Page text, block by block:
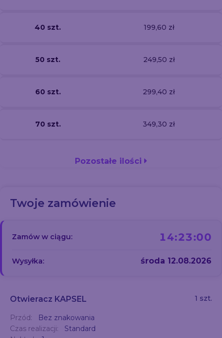
40 szt. 199,60 zł
50 szt. 249,50 zł
60 szt. 299,40 zł
70 szt. 349,30 zł
Pozostałe ilości
Twoje zamówienie
Zamów w ciągu: 14:22:59
Wysyłka: środa 12.08.2026
Otwieracz KAPSEL 1 szt.
Przód:
Bez znakowania
Czas realizacji:
Standard